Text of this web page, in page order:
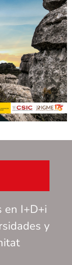
I+D+i
y